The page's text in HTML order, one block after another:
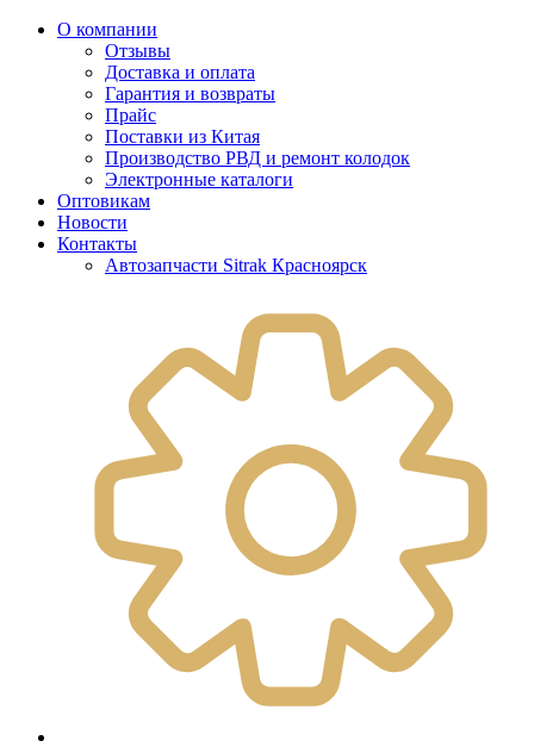
О компании
Отзывы
Доставка и оплата
Гарантия и возвраты
Прайс
Поставки из Китая
Производство РВД и ремонт колодок
Электронные каталоги
Оптовикам
Новости
Контакты
Автозапчасти Sitrak Красноярск